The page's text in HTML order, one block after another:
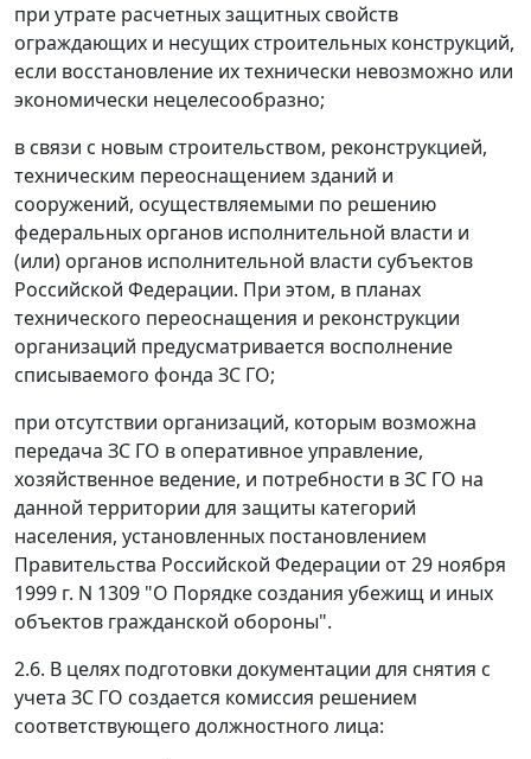
при утрате расчетных защитных свойств
ограждающих и несущих строительных конструкций,
если восстановление их технически невозможно или
экономически нецелесообразно;
в связи с новым строительством, реконструкцией,
техническим переоснащением зданий и
сооружений, осуществляемыми по решению
федеральных органов исполнительной власти и
(или) органов исполнительной власти субъектов
Российской Федерации. При этом, в планах
технического переоснащения и реконструкции
организаций предусматривается восполнение
списываемого фонда ЗС ГО;
при отсутствии организаций, которым возможна
передача ЗС ГО в оперативное управление,
хозяйственное ведение, и потребности в ЗС ГО на
данной территории для защиты категорий
населения, установленных постановлением
Правительства Российской Федерации от 29 ноября
1999 г. N 1309 "О Порядке создания убежищ и иных
объектов гражданской обороны".
2.6. В целях подготовки документации для снятия с
учета ЗС ГО создается комиссия решением
соответствующего должностного лица: